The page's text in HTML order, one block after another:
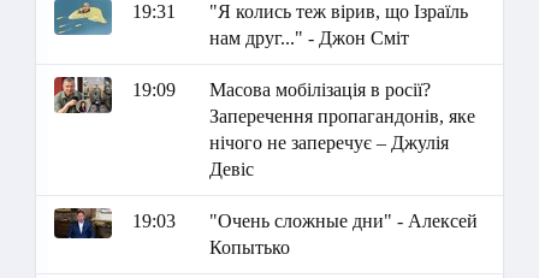
19:31
"Я колись теж вірив, що Ізраїль
нам друг..." - Джон Сміт
19:09
Масова мобілізація в росії?
Заперечення пропагандонів, яке
нічого не заперечує – Джулія
Девіс
19:03
"Очень сложные дни" - Алексей
Копытько